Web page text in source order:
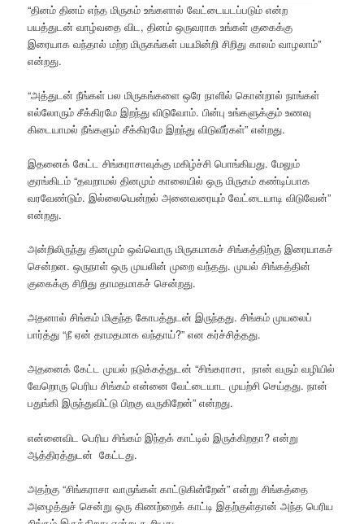
“தினம் தினம் எந்த மிருகம் உங்களால் வேட்டையடப்படும் என்ற
பயத்துடன் வாழ்வதை விட, தினம் ஒருவராக உங்கள் குகைக்கு
இரையாக வந்தால் மற்ற மிருகங்கள் பயமின்றி சிறிது காலம் வாழலாம்”
என்றது.
“அத்துடன் நீங்கள் பல மிருகங்களை ஒரே நாளில் கொன்றால் நாங்கள்
எல்லோரும் சீக்கிரமே இறந்து விடுவோம். பின்பு உங்களுக்கும் உணவு
கிடையாமல் நீங்களும் சீக்கிரமே இறந்து விடுவீர்கள்” என்றது.
இதனைக் கேட்ட சிங்கராசாவுக்கு மகிழ்ச்சி பொங்கியது. மேலும்
குரங்கிடம் “தவறாமல் தினமும் காலையில் ஒரு மிருகம் கண்டிப்பாக
வரவேண்டும். இல்லையென்றல் அனைவரையும் வேட்டையாடி விடுவேன்”
என்றது.
அன்றிலிருந்து தினமும் ஒவ்வொரு மிருகமாகச் சிங்கத்திற்கு இரையாகச்
சென்றன. ஒருநாள் ஒரு முயலின் முறை வந்தது. முயல் சிங்கத்தின்
குகைக்கு சிறிது தாமதமாகச் சென்றது.
அதனால் சிங்கம் மிகுந்த கோபத்துடன் இருந்தது. சிங்கம் முயலைப்
பார்த்து “நீ ஏன் தாமதமாக வந்தாய்?” என கர்ச்சித்தது.
அதனைக் கேட்ட முயல் நடுக்கத்துடன் “சிங்கராசா, நான் வரும் வழியில்
வேறொரு பெரிய சிங்கம் என்னை வேட்டையாட முயற்சி செய்தது. நான்
பதுங்கி இருந்துவிட்டு பிறகு வருகிறேன்” என்றது.
என்னைவிட பெரிய சிங்கம் இந்தக் காட்டில் இருக்கிறதா? என்று
ஆத்திரத்துடன் கேட்டது.
அதற்கு “சிங்கராசா வாருங்கள் காட்டுகின்றேன்” என்று சிங்கத்தை
அழைத்துச் சென்று ஒரு கிணற்றைக் காட்டி இதற்குள்தான் அந்த பெரிய